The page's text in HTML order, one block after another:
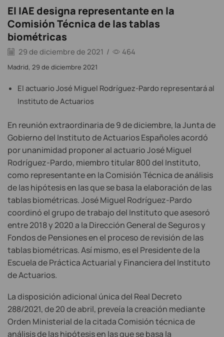
El IAE designa representante en la
Comisión Técnica de las tablas
biométricas
29 de diciembre de 2021 / 464
Madrid, 29 de diciembre 2021
El actuario José Miguel Rodríguez-Pardo representará al
Instituto de Actuarios
En reunión extraordinaria de 9 de diciembre, la Junta de
Gobierno del Instituto de Actuarios Españoles acordó
por unanimidad proponer al actuario José Miguel
Rodríguez-Pardo, miembro titular 800 del Instituto,
como representante en la Comisión Técnica de análisis
de las hipótesis en las que se basa la elaboración de las
tablas biométricas. José Miguel Rodríguez-Pardo
coordinó el grupo de trabajo del Instituto que asesoró
entre 2018 y 2020 a la Dirección General de Seguros y
Fondos de Pensiones en el proceso de revisión de las
tablas biométricas. Así mismo, es el Presidente de la
Escuela de Práctica Actuarial y Financiera del Instituto
de Actuarios.
La disposición adicional única del Real Decreto
288/2021, de 20 de abril, preveía la creación mediante
Orden Ministerial de la citada Comisión técnica de
análisis de las hipótesis en las que se basa la